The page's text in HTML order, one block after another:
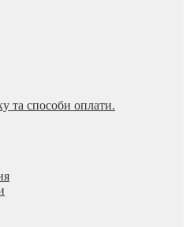
та способи оплати.